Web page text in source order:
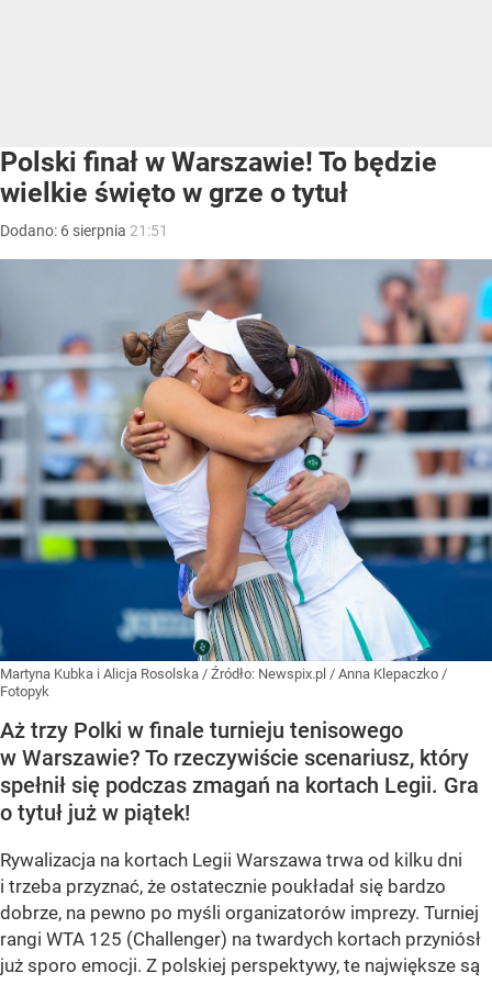
Polski finał w Warszawie! To będzie
wielkie święto w grze o tytuł
Dodano: 6 sierpnia 21:51
Martyna Kubka i Alicja Rosolska / Źródło: Newspix.pl / Anna Klepaczko /
Fotopyk
Aż trzy Polki w finale turnieju tenisowego
w Warszawie? To rzeczywiście scenariusz, który
spełnił się podczas zmagań na kortach Legii. Gra
o tytuł już w piątek!
Rywalizacja na kortach Legii Warszawa trwa od kilku dni
i trzeba przyznać, że ostatecznie poukładał się bardzo
dobrze, na pewno po myśli organizatorów imprezy. Turniej
rangi WTA 125 (Challenger) na twardych kortach przyniósł
już sporo emocji. Z polskiej perspektywy, te największe są